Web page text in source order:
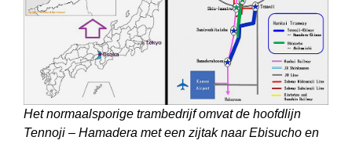
Het normaalsporige trambedrijf omvat de hoofdlijn
Tennoji – Hamadera met een zijtak naar Ebisucho en